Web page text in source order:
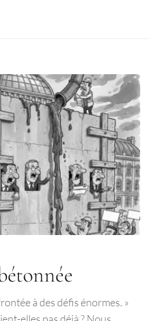
à des défis énormes. »